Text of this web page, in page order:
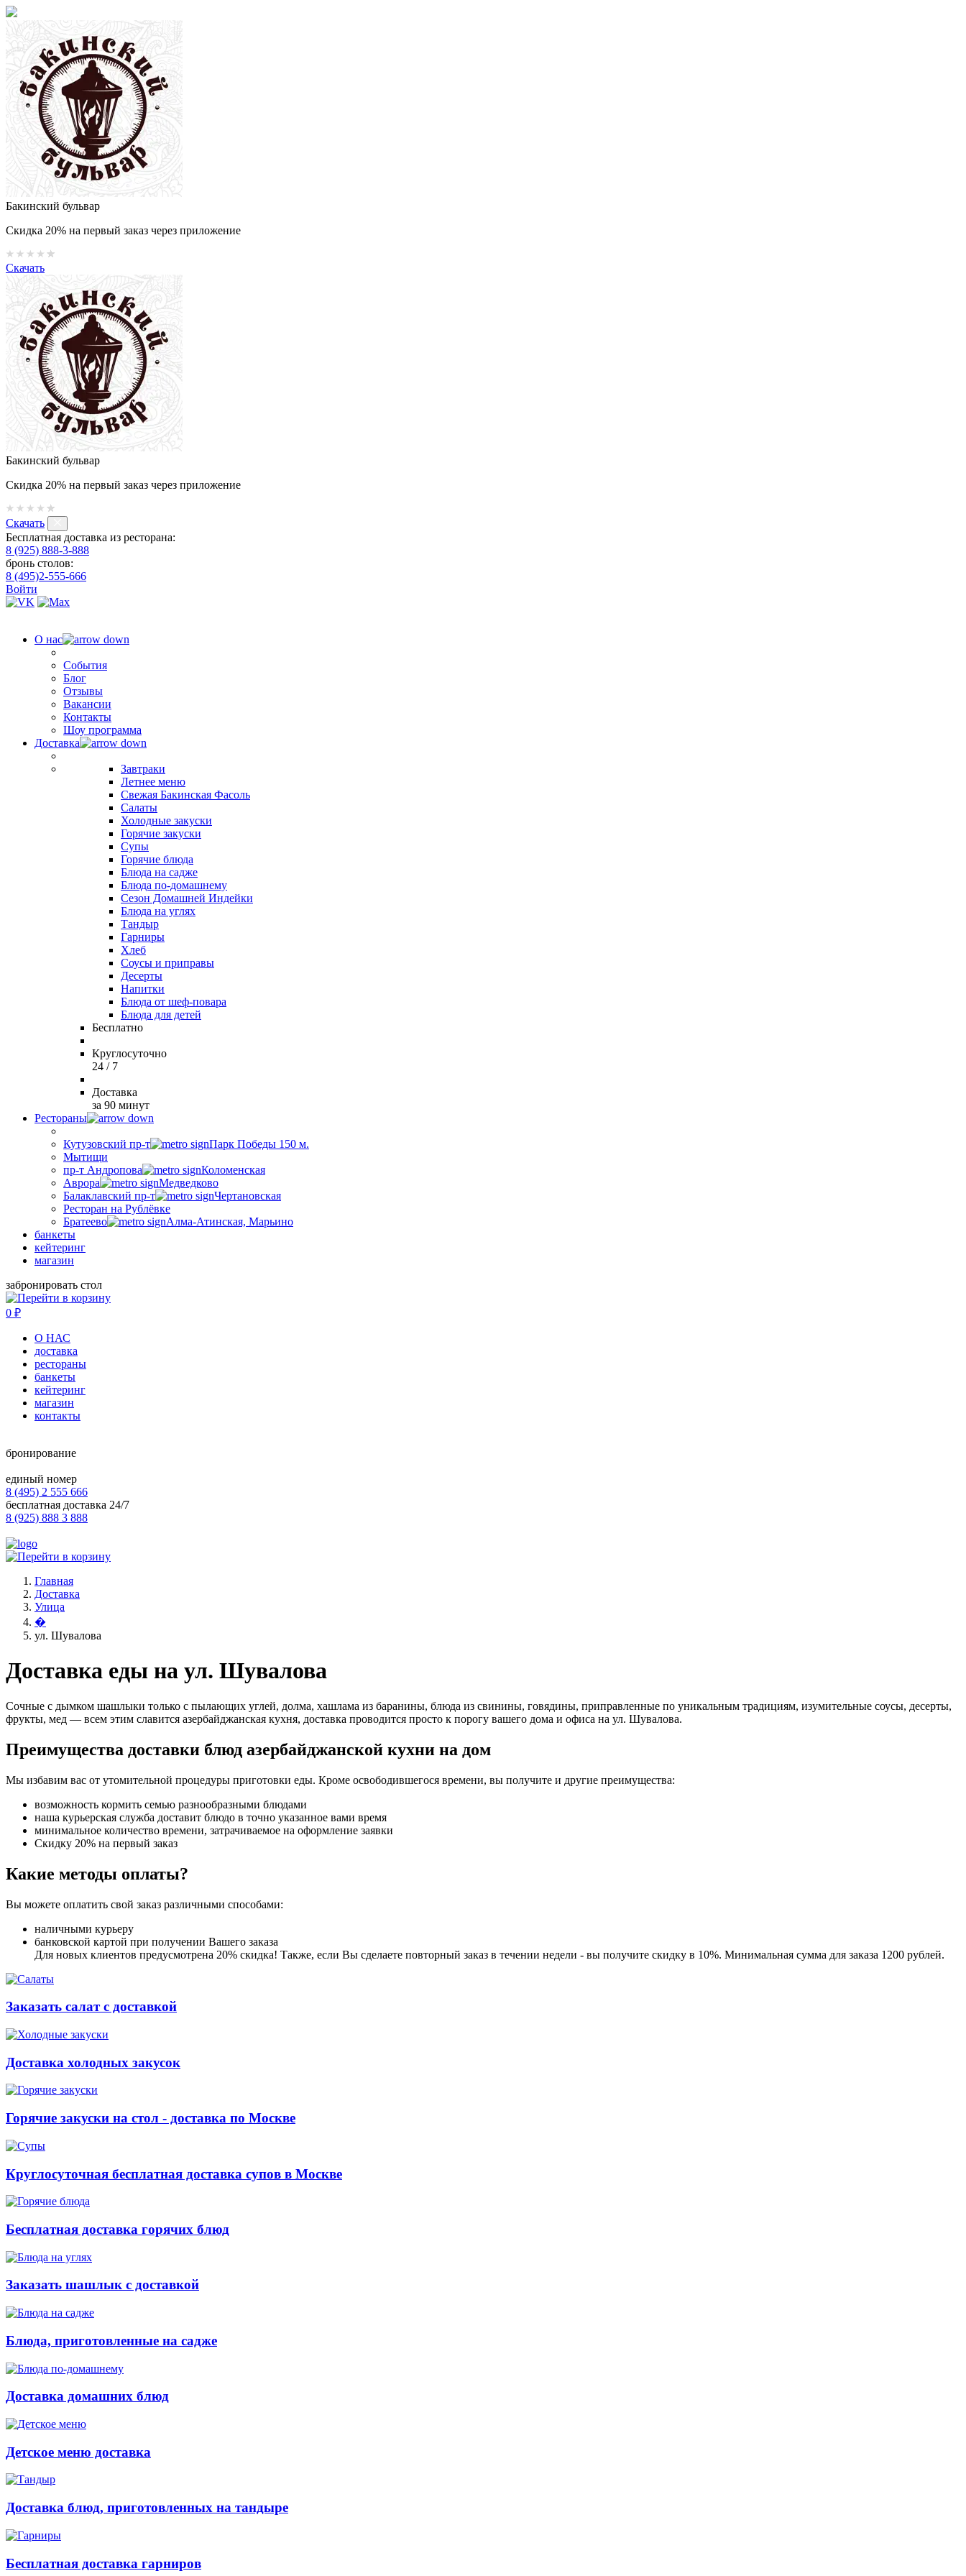
Бакинский бульвар
Скидка 20% на первый заказ через приложение
Скачать
Бакинский бульвар
Скидка 20% на первый заказ через приложение
Скачать
Бесплатная доставка из ресторана:
8 (925) 888-3-888
бронь столов:
8 (495)2-555-666
Войти
О нас
События
Блог
Отзывы
Вакансии
Контакты
Шоу программа
Доставка
Завтраки
Летнее меню
Свежая Бакинская Фасоль
Салаты
Холодные закуски
Горячие закуски
Супы
Горячие блюда
Блюда на садже
Блюда по-домашнему
Сезон Домашней Индейки
Блюда на углях
Тандыр
Гарниры
Хлеб
Соусы и приправы
Десерты
Напитки
Блюда от шеф-повара
Блюда для детей
Бесплатно
Круглосуточно
24 / 7
Доставка
за 90 минут
Рестораны
Кутузовский пр-т
Парк Победы 150 м.
Мытищи
пр-т Андропова
Коломенская
Аврора
Медведково
Балаклавский пр-т
Чертановская
Ресторан на Рублёвке
Братеево
Алма-Атинская, Марьино
банкеты
кейтеринг
магазин
забронировать стол
0 ₽
О НАС
доставка
рестораны
банкеты
кейтеринг
магазин
контакты
бронирование
единый номер
8 (495) 2 555 666
бесплатная доставка 24/7
8 (925) 888 3 888
Главная
Доставка
Улица
�
ул. Шувалова
Доставка еды на ул. Шувалова
Сочные с дымком шашлыки только с пылающих углей, долма, хашлама из баранины, блюда из свинины, говядины, приправленные по уникальным традициям, изумительные соусы, десерты,
фрукты, мед — всем этим славится азербайджанская кухня, доставка проводится просто к порогу вашего дома и офиса на ул. Шувалова.
Преимущества доставки блюд азербайджанской кухни на дом
Мы избавим вас от утомительной процедуры приготовки еды. Кроме освободившегося времени, вы получите и другие преимущества:
возможность кормить семью разнообразными блюдами
наша курьерская служба доставит блюдо в точно указанное вами время
минимальное количество времени, затрачиваемое на оформление заявки
Скидку 20% на первый заказ
Какие методы оплаты?
Вы можете оплатить свой заказ различными способами:
наличными курьеру
банковской картой при получении Вашего заказа
Для новых клиентов предусмотрена 20% скидка! Также, если Вы сделаете повторный заказ в течении недели - вы получите скидку в 10%. Минимальная сумма для заказа 1200 рублей.
Заказать салат с доставкой
Доставка холодных закусок
Горячие закуски на стол - доставка по Москве
Круглосуточная бесплатная доставка супов в Москве
Бесплатная доставка горячих блюд
Заказать шашлык с доставкой
Блюда, приготовленные на садже
Доставка домашних блюд
Детское меню доставка
Доставка блюд, приготовленных на тандыре
Бесплатная доставка гарниров